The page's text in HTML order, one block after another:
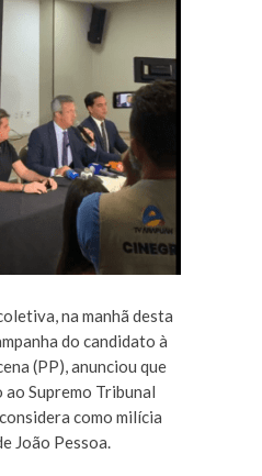
na manhã desta
do candidato à
(PP), anunciou que
Supremo Tribunal
como milícia
João Pessoa.